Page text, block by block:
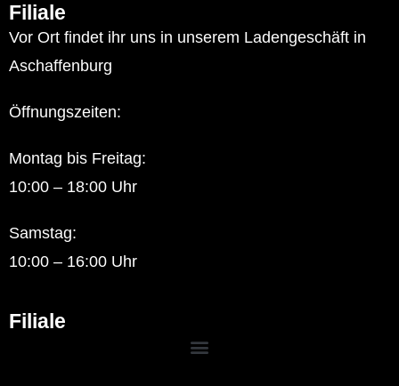
Filiale
Vor Ort findet ihr uns in unserem Ladengeschäft in
Aschaffenburg
Öffnungszeiten:
Montag bis Freitag:
10:00 – 18:00 Uhr
Samstag:
10:00 – 16:00 Uhr
Filiale